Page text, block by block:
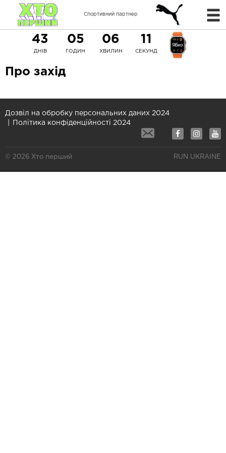
Спортивний партнер
43
ДНІВ
05
ГОДИН
06
ХВИЛИН
11
СЕКУНД
Про захід
Дозвіл на обробку персональних даних 2024
Політика конфіденційності 2024
© 2026 Хто перший RUN UKRAINE